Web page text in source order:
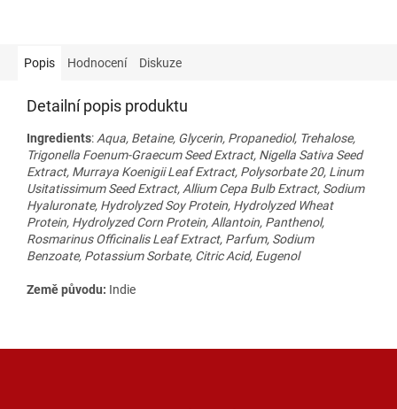
Popis Hodnocení Diskuze
Detailní popis produktu
Ingredients:Aqua, Betaine, Glycerin, Propanediol, Trehalose,
Trigonella Foenum-Graecum Seed Extract, Nigella Sativa Seed
Extract, Murraya Koenigii Leaf Extract, Polysorbate 20, Linum
Usitatissimum Seed Extract, Allium Cepa Bulb Extract, Sodium
Hyaluronate, Hydrolyzed Soy Protein, Hydrolyzed Wheat
Protein, Hydrolyzed Corn Protein, Allantoin, Panthenol,
Rosmarinus Officinalis Leaf Extract, Parfum, Sodium
Benzoate, Potassium Sorbate, Citric Acid, Eugenol
Země původu: Indie